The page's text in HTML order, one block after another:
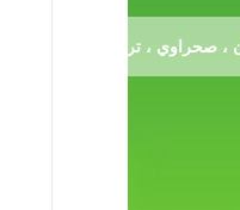
، صحراوي ، ترڨية